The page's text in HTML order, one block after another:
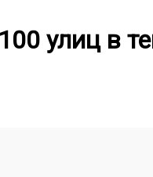
улиц в